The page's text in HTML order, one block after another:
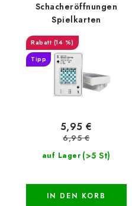
Schacheröffnungen
Spielkarten
(14 %)
Tipp
auf Lager (>5 St)
5,95 €
6,95 €
IN DEN KORB